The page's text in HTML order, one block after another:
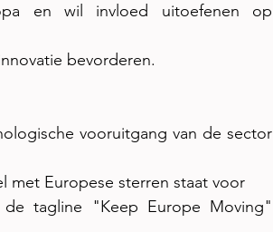
en wil invloed uitoefenen op
bevorderen.
vooruitgang van de sector
met Europese sterren staat voor
de tagline "Keep Europe Moving"